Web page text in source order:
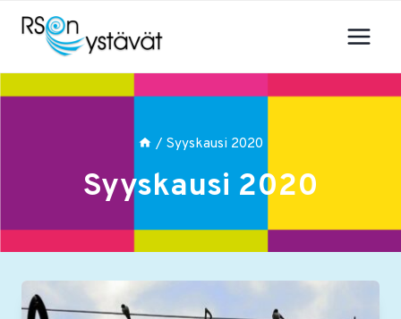
Siirry
sisältöön
/ Syyskausi 2020
Syyskausi 2020